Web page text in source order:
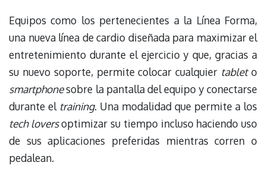
Equipos como los pertenecientes a la Línea Forma,
una nueva línea de cardio diseñada para maximizar el
entretenimiento durante el ejercicio y que, gracias a
su nuevo soporte, permite colocar cualquier tableto
smartphonesobre la pantalla del equipo y conectarse
durante eltraining. Una modalidad que permite a los
tech loversoptimizar su tiempo incluso haciendo uso
de sus aplicaciones preferidas mientras corren o
pedalean.